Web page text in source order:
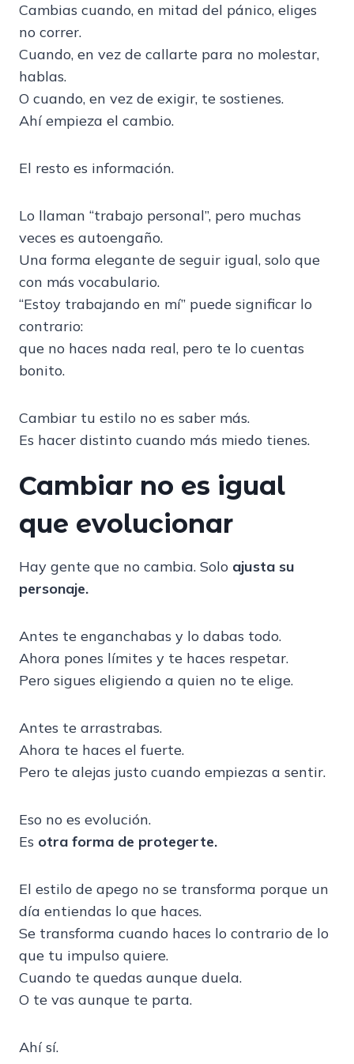
Cambias cuando, en mitad del pánico, eliges
no correr.
Cuando, en vez de callarte para no molestar,
hablas.
O cuando, en vez de exigir, te sostienes.
Ahí empieza el cambio.
El resto es información.
Lo llaman “trabajo personal”, pero muchas
veces es autoengaño.
Una forma elegante de seguir igual, solo que
con más vocabulario.
“Estoy trabajando en mí” puede significar lo
contrario:
que no haces nada real, pero te lo cuentas
bonito.
Cambiar tu estilo no es saber más.
Es hacer distinto cuando más miedo tienes.
Cambiar no es igual
que evolucionar
Hay gente que no cambia. Solo ajusta su
personaje.
Antes te enganchabas y lo dabas todo.
Ahora pones límites y te haces respetar.
Pero sigues eligiendo a quien no te elige.
Antes te arrastrabas.
Ahora te haces el fuerte.
Pero te alejas justo cuando empiezas a sentir.
Eso no es evolución.
Es otra forma de protegerte.
El estilo de apego no se transforma porque un
día entiendas lo que haces.
Se transforma cuando haces lo contrario de lo
que tu impulso quiere.
Cuando te quedas aunque duela.
O te vas aunque te parta.
Ahí sí.